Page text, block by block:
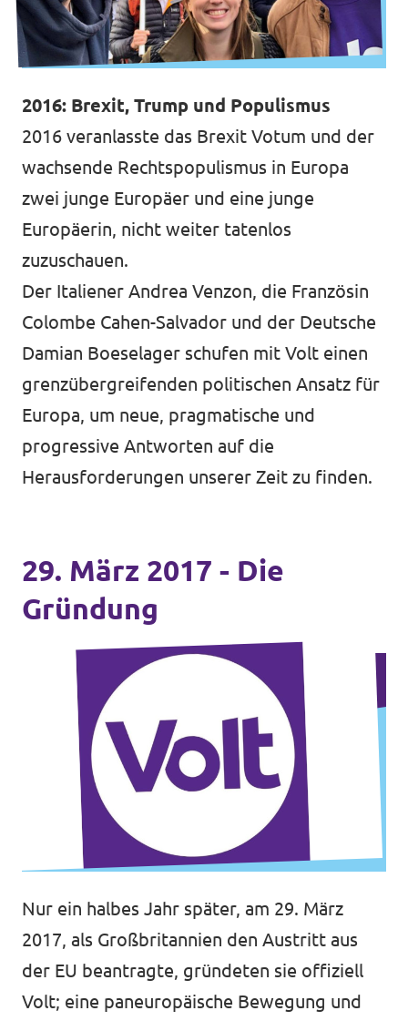
2016: Brexit, Trump und Populismus
2016 veranlasste das Brexit Votum und der
wachsende Rechtspopulismus in Europa
zwei junge Europäer und eine junge
Europäerin, nicht weiter tatenlos
zuzuschauen.
Der Italiener Andrea Venzon, die Französin
Colombe Cahen-Salvador und der Deutsche
Damian Boeselager schufen mit Volt einen
grenzübergreifenden politischen Ansatz für
Europa, um neue, pragmatische und
progressive Antworten auf die
Herausforderungen unserer Zeit zu finden.
29. März 2017 - Die
Gründung
Nur ein halbes Jahr später, am 29. März
2017, als Großbritannien den Austritt aus
der EU beantragte, gründeten sie offiziell
Volt; eine paneuropäische Bewegung und